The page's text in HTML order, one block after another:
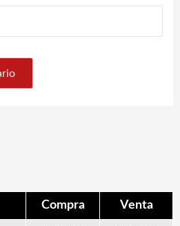
Compra Venta